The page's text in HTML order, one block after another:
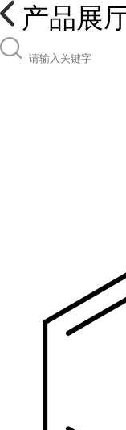
产品展